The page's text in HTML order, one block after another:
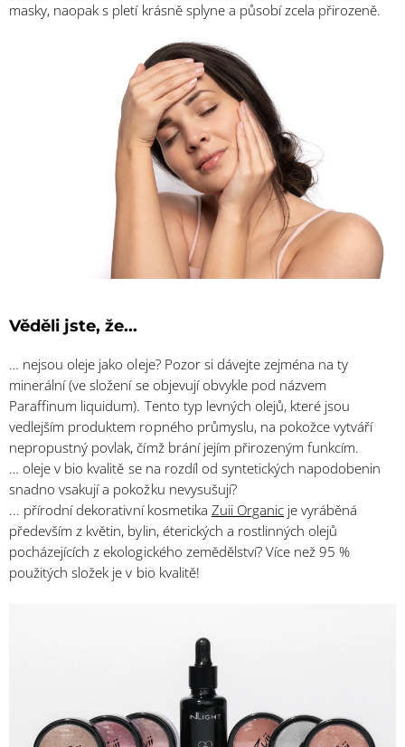
masky, naopak s pletí krásně splyne a působí zcela přirozeně.
Věděli jste, že...
… nejsou oleje jako oleje? Pozor si dávejte zejména na ty
minerální (ve složení se objevují obvykle pod názvem
Paraffinum liquidum). Tento typ levných olejů, které jsou
vedlejším produktem ropného průmyslu, na pokožce vytváří
nepropustný povlak, čímž brání jejím přirozeným funkcím.
… oleje v bio kvalitě se na rozdíl od syntetických napodobenin
snadno vsakují a pokožku nevysušují?
... přírodní dekorativní kosmetika Zuii Organic je vyráběná
především z květin, bylin, éterických a rostlinných olejů
pocházejících z ekologického zemědělství? Více než 95 %
použitých složek je v bio kvalitě!